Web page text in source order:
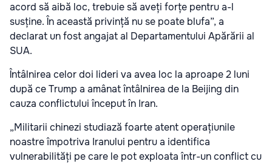
acord să aibă loc, trebuie să aveți forțe pentru a-l
susține. În această privință nu se poate blufa”, a
declarat un fost angajat al Departamentului Apărării al
SUA.
Întâlnirea celor doi lideri va avea loc la aproape 2 luni
după ce Trump a amânat întâlnirea de la Beijing din
cauza conflictului început în Iran.
„Militarii chinezi studiază foarte atent operațiunile
noastre împotriva Iranului pentru a identifica
vulnerabilități pe care le pot exploata într-un conflict cu